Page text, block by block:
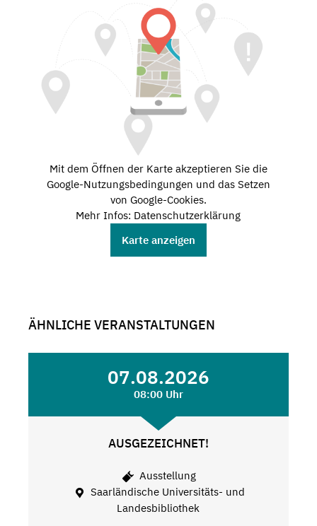
Mit dem Öffnen der Karte akzeptieren Sie die
Google-Nutzungsbedingungen und das Setzen
von Google-Cookies.
Mehr Infos: Datenschutzerklärung
Karte anzeigen
ÄHNLICHE VERANSTALTUNGEN
07.08.2026
08:00 Uhr
AUSGEZEICHNET!
Ausstellung
Saarländische Universitäts- und
Landesbibliothek